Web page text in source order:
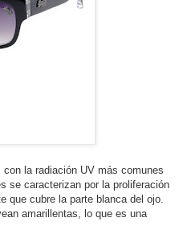
la radiación UV más comunes
se caracterizan por la proliferación
que cubre la parte blanca del ojo.
amarillentas, lo que es una